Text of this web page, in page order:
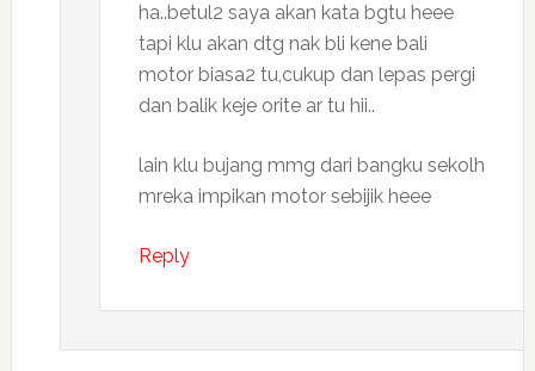
ha..betul2 saya akan kata bgtu heee
tapi klu akan dtg nak bli kene bali
motor biasa2 tu,cukup dan lepas pergi
dan balik keje orite ar tu hii..
lain klu bujang mmg dari bangku sekolh
mreka impikan motor sebijik heee
Reply